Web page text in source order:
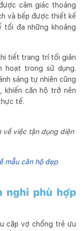
cảm giác thoáng
và bếp được thiết kế
tối đa những khoảng
tiết trang trí tối giản
hoạt trong sử dụng.
sáng tự nhiên cũng
khiến căn hộ trở nên
tế.
về việc tận dụng diện
mẫu căn hộ đẹp
nghi phù hợp
cặp vợ chồng trẻ ưu